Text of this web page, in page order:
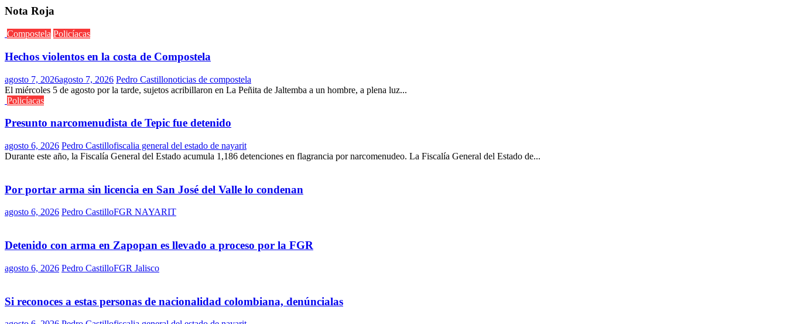
Nota Roja
Compostela Policíacas
Hechos violentos en la costa de Compostela
agosto 7, 2026agosto 7, 2026 Pedro Castillonoticias de compostela
El miércoles 5 de agosto por la tarde, sujetos acribillaron en La Peñita de Jaltemba a un hombre, a plena luz...
Policíacas
Presunto narcomenudista de Tepic fue detenido
agosto 6, 2026 Pedro Castillofiscalia general del estado de nayarit
Durante este año, la Fiscalía General del Estado acumula 1,186 detenciones en flagrancia por narcomenudeo. La Fiscalía General del Estado de...
Por portar arma sin licencia en San José del Valle lo condenan
agosto 6, 2026 Pedro CastilloFGR NAYARIT
Detenido con arma en Zapopan es llevado a proceso por la FGR
agosto 6, 2026 Pedro CastilloFGR Jalisco
Si reconoces a estas personas de nacionalidad colombiana, denúncialas